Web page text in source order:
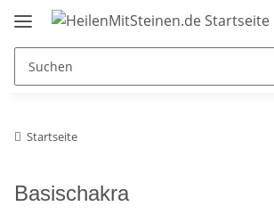
Startseite
Basischakra